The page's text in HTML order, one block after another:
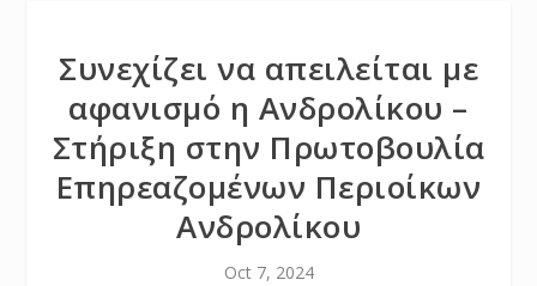
Συνεχίζει να απειλείται με
αφανισμό η Ανδρολίκου –
Στήριξη στην Πρωτοβουλία
Επηρεαζομένων Περιοίκων
Ανδρολίκου
Oct 7, 2024